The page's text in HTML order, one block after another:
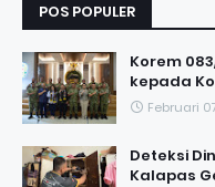
POS POPULER
Korem
kepada
Februari
Deteksi
Kalapas